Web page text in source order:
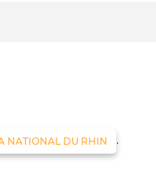
NATIONAL DU RHIN .